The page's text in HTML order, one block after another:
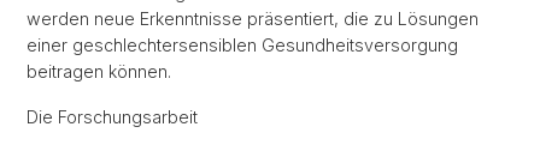
werden neue Erkenntnisse präsentiert, die zu Lösungen
einer geschlechtersensiblen Gesundheitsversorgung
beitragen können.
Die Forschungsarbeit